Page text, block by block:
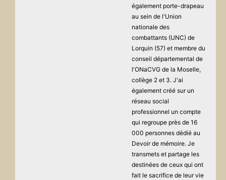
également porte-drapeau
au sein de l'Union
nationale des
combattants (UNC) de
Lorquin (57) et membre du
conseil départemental de
l'ONaCVG de la Moselle,
collège 2 et 3. J'ai
également créé sur un
réseau social
professionnel un compte
qui regroupe près de 16
000 personnes dédié au
Devoir de mémoire. Je
transmets et partage les
destinées de ceux qui ont
fait le sacrifice de leur vie